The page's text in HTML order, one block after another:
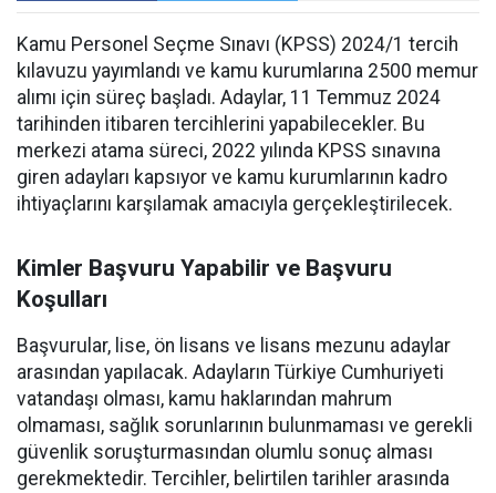
Kamu Personel Seçme Sınavı (KPSS) 2024/1 tercih
kılavuzu yayımlandı ve kamu kurumlarına 2500 memur
alımı için süreç başladı. Adaylar, 11 Temmuz 2024
tarihinden itibaren tercihlerini yapabilecekler. Bu
merkezi atama süreci, 2022 yılında KPSS sınavına
giren adayları kapsıyor ve kamu kurumlarının kadro
ihtiyaçlarını karşılamak amacıyla gerçekleştirilecek.
Kimler Başvuru Yapabilir ve Başvuru
Koşulları
Başvurular, lise, ön lisans ve lisans mezunu adaylar
arasından yapılacak. Adayların Türkiye Cumhuriyeti
vatandaşı olması, kamu haklarından mahrum
olmaması, sağlık sorunlarının bulunmaması ve gerekli
güvenlik soruşturmasından olumlu sonuç alması
gerekmektedir. Tercihler, belirtilen tarihler arasında